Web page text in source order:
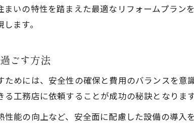
いの特性を踏まえた最適なリフォームプラン
ます。
ごす方法
めには、安全性の確保と費用のバランスを意
工務店に依頼することが成功の秘訣となります
能の向上など、安全面に配慮した設備の導入